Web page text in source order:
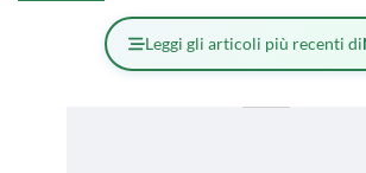
Leggi gli articoli più recenti di